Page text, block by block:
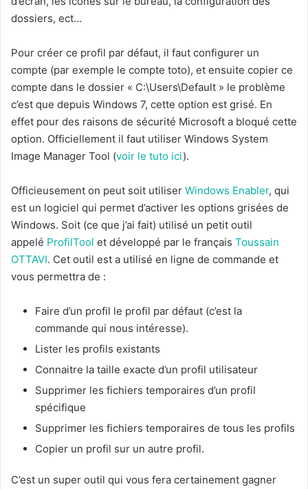
dossiers, ect…
Pour créer ce profil par défaut, il faut configurer un
compte (par exemple le compte toto), et ensuite copier ce
compte dans le dossier « C:\Users\Default » le problème
c’est que depuis Windows 7, cette option est grisé. En
effet pour des raisons de sécurité Microsoft a bloqué cette
option. Officiellement il faut utiliser Windows System
Image Manager Tool (voir le tuto ici).
Officieusement on peut soit utiliser Windows Enabler, qui
est un logiciel qui permet d’activer les options grisées de
Windows. Soit (ce que j’ai fait) utilisé un petit outil
appelé ProfilTool et développé par le français Toussain
OTTAVI. Cet outil est a utilisé en ligne de commande et
vous permettra de :
Faire d’un profil le profil par défaut (c’est la
commande qui nous intéresse).
Lister les profils existants
Connaitre la taille exacte d’un profil utilisateur
Supprimer les fichiers temporaires d’un profil
spécifique
Supprimer les fichiers temporaires de tous les profils
Copier un profil sur un autre profil.
C’est un super outil qui vous fera certainement gagner